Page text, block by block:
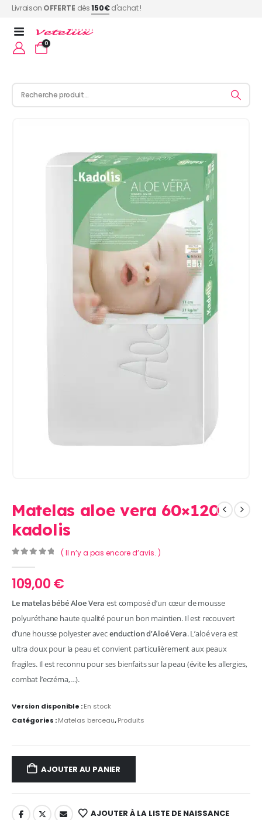
Livraison OFFERTE dès150€d'achat !
0
Matelas aloe vera 60×120
kadolis
( Il n’y a pas encore d’avis. )
109,00€
Le matelas bébé Aloe Vera est composé d’un cœur de mousse
polyuréthane haute qualité pour un bon maintien. Il est recouvert
d’une housse polyester avecenduction d’Aloé Vera. L’aloé vera est
ultra doux pour la peau et convient particulièrement aux peaux
fragiles. Il est reconnu pour ses bienfaits sur la peau (évite les allergies,
combat l’eczéma,…).
Version disponible :En stock
Catégories :Matelas berceau,Produits
AJOUTER AU PANIER
AJOUTER À LA LISTE DE NAISSANCE